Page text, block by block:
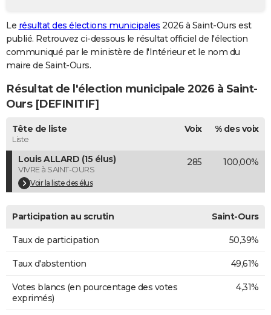
GUIDES D'ACHAT
BONS PLANS
CARTE DE VOEUX
Carte de Noël
Carte Bonne année
Carte Saint-Valentin
Carte Pâques
Carte d'anniversaire
DICTIONNAIRE
Dictionnaire
Biographies
Citations
Expressions
Proverbes
PROGRAMME TV
COPAINS D'AVANT
S'inscrire
Se connecter
Lycées
Collèges
Primaires
Universités
Entreprises
Service militaire
Avis de recherche
AVIS DE DÉCÈS
FORUM
Le résultat des élections municipales 2026 à Saint-Ours est
publié. Retrouvez ci-dessous le résultat officiel de l'élection
communiqué par le ministère de l'Intérieur et le nom du
maire de Saint-Ours.
Résultat de l'élection municipale 2026 à Saint-
Ours [DEFINITIF]
Tête de liste
Liste
Voix % des voix
Louis ALLARD (15 élus)
VIVRE à SAINT-OURS
Voir la liste des élus
285 100,00%
Participation au scrutin Saint-Ours
Taux de participation 50,39%
Taux d'abstention 49,61%
Votes blancs (en pourcentage des votes
exprimés)
4,31%